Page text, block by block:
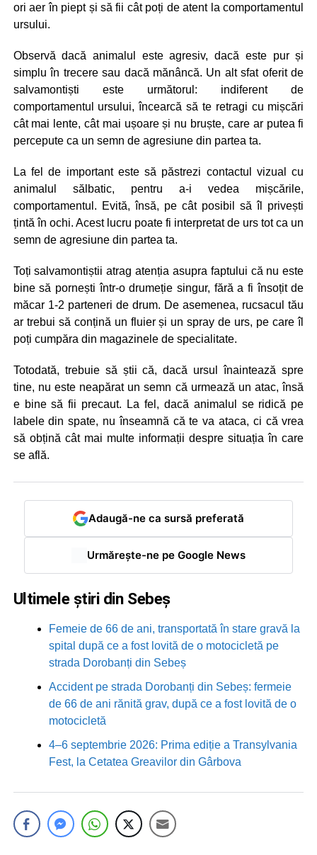
ori aer în piept și să fii cât poți de atent la comportamentul
ursului.
Observă dacă animalul este agresiv, dacă este pur și
simplu în trecere sau dacă mănâncă. Un alt sfat oferit de
salvamontiști este următorul: indiferent de
comportamentul ursului, încearcă să te retragi cu mișcări
cât mai lente, cât mai ușoare și nu bruște, care ar putea fi
percepute ca un semn de agresiune din partea ta.
La fel de important este să păstrezi contactul vizual cu
animalul sălbatic, pentru a-i vedea mișcările,
comportamentul. Evită, însă, pe cât posibil să îl privești
țintă în ochi. Acest lucru poate fi interpretat de urs tot ca un
semn de agresiune din partea ta.
Toți salvamontiștii atrag atenția asupra faptului că nu este
bine să pornești într-o drumeție singur, fără a fi însoțit de
măcar 1-2 parteneri de drum. De asemenea, rucsacul tău
ar trebui să conțină un fluier și un spray de urs, pe care îl
poți cumpăra din magazinele de specialitate.
Totodată, trebuie să știi că, dacă ursul înaintează spre
tine, nu este neapărat un semn că urmează un atac, însă
e bine să fii precaut. La fel, dacă animalul se ridică pe
labele din spate, nu înseamnă că te va ataca, ci că vrea
să obțină cât mai multe informații despre situația în care
se află.
Adaugă-ne ca sursă preferată
Urmărește-ne pe Google News
Ultimele știri din Sebeș
Femeie de 66 de ani, transportată în stare gravă la
spital după ce a fost lovită de o motocicletă pe
strada Dorobanți din Sebeș
Accident pe strada Dorobanți din Sebeș: fermeie
de 66 de ani rănită grav, după ce a fost lovită de o
motocicletă
4–6 septembrie 2026: Prima ediție a Transylvania
Fest, la Cetatea Greavilor din Gârbova